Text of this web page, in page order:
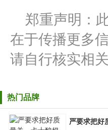
郑重声明：
在于传播更多
请自行核实相关
热门品牌
严要求把好